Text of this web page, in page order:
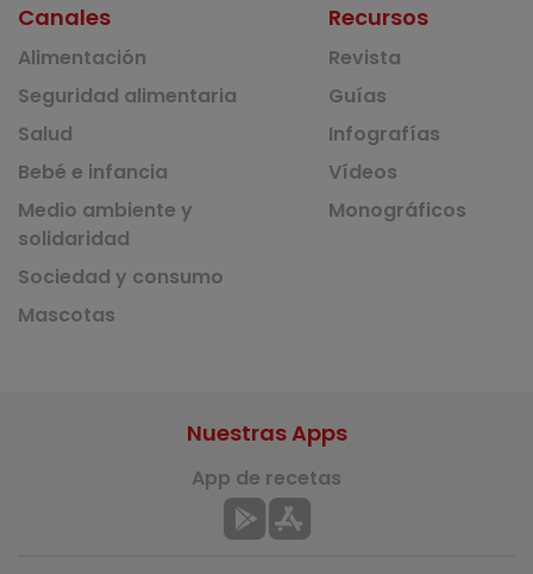
Canales
Alimentación
Seguridad alimentaria
Salud
Bebé e infancia
Medio ambiente y
solidaridad
Sociedad y consumo
Mascotas
Recursos
Revista
Guías
Infografías
Vídeos
Monográficos
Nuestras Apps
App de recetas